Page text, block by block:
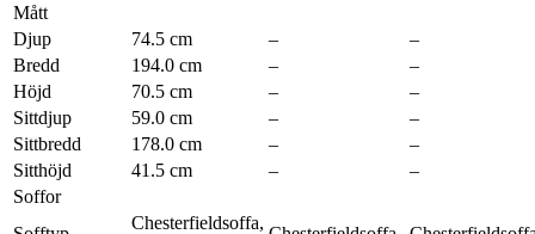
Mått
Djup
74.5 cm –
–
Bredd
194.0 cm –
–
Höjd
70.5 cm –
–
Sittdjup
59.0 cm –
–
Sittbredd
178.0 cm –
–
Sitthöjd
41.5 cm –
–
Soffor
Chesterfieldsoffa,